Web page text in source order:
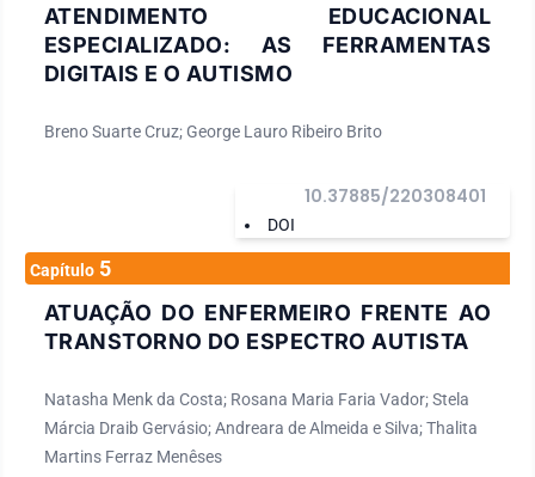
ATENDIMENTO EDUCACIONAL
ESPECIALIZADO: AS FERRAMENTAS
DIGITAIS E O AUTISMO
Breno Suarte Cruz; George Lauro Ribeiro Brito
DOI
10.37885/220308401
Capítulo 5
ATUAÇÃO DO ENFERMEIRO FRENTE AO
TRANSTORNO DO ESPECTRO AUTISTA
Natasha Menk da Costa; Rosana Maria Faria Vador; Stela
Márcia Draib Gervásio; Andreara de Almeida e Silva; Thalita
Martins Ferraz Menêses